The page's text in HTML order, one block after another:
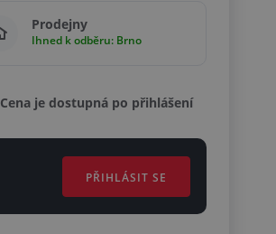
Prodejny
Ihned k odběru: Brno
Cena je dostupná po přihlášení
PŘIHLÁSIT SE